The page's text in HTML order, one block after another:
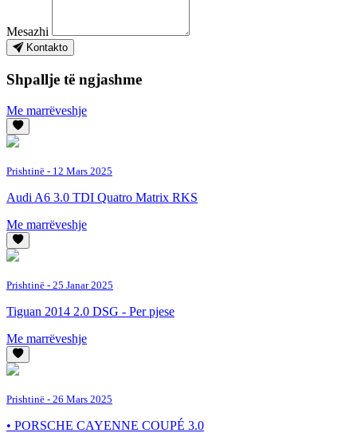
Mesazhi
Kontakto
Shpallje të ngjashme
Me marrëveshje
Prishtinë - 12 Mars 2025
Audi A6 3.0 TDI Quatro Matrix RKS
Me marrëveshje
Prishtinë - 25 Janar 2025
Tiguan 2014 2.0 DSG - Per pjese
Me marrëveshje
Prishtinë - 26 Mars 2025
• PORSCHE CAYENNE COUPÉ 3.0